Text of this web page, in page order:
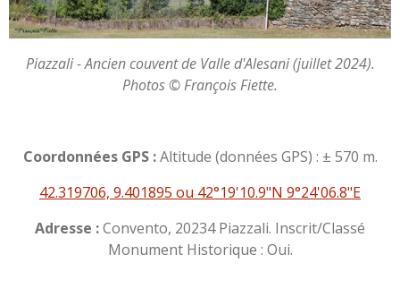
Piazzali - Ancien couvent de Valle d'Alesani (juillet 2024).
Photos © François Fiette.
Coordonnées GPS :Altitude (données GPS) : ± 570 m.
42.319706, 9.401895 ou 42°19'10.9"N 9°24'06.8"E
Adresse :Convento, 20234 Piazzali. Inscrit/Classé
Monument Historique : Oui.